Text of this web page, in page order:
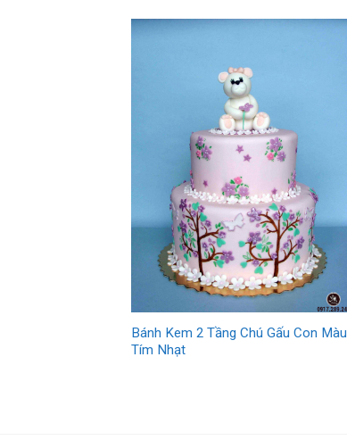
Bánh Kem 2 Tầng Chú Gấu Con Màu
Tím Nhạt